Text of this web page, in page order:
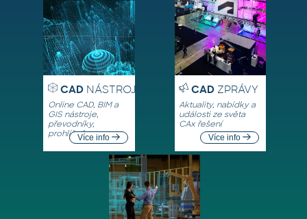
CADNÁSTROJE
Online CAD, BIM a
GIS nástroje,
převodníky,
prohlížečeVíce info
CADZPRÁVY
Aktuality, nabídky a
události ze světa
CAx řešení
Více info